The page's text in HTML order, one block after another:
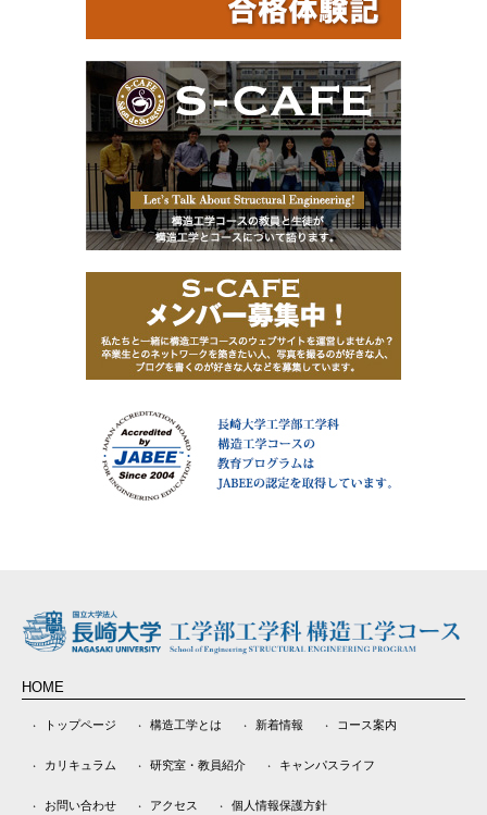
HOME
トップページ 構造工学とは 新着情報 コース案内
カリキュラム 研究室・教員紹介 キャンパスライフ
お問い合わせ アクセス 個人情報保護方針